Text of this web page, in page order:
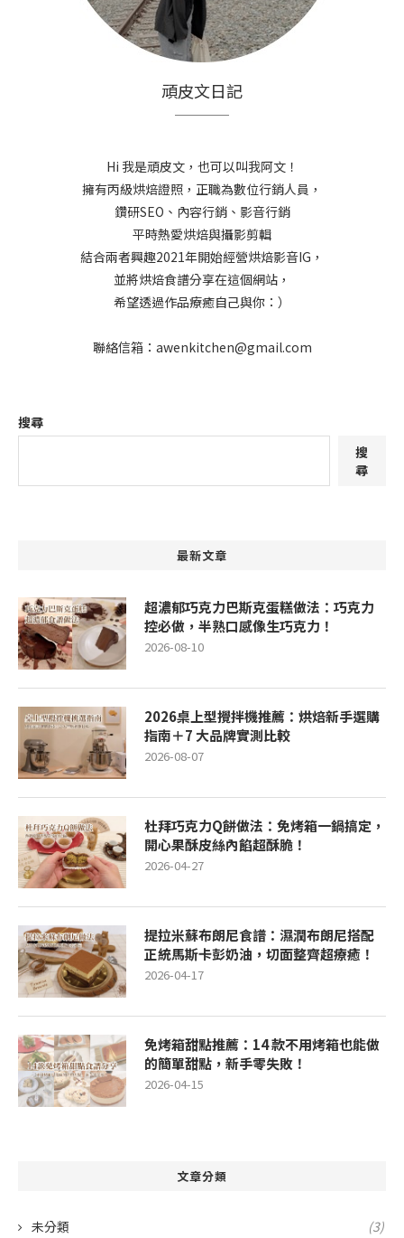
頑皮文日記
Hi 我是頑皮文，也可以叫我阿文！
擁有丙級烘焙證照，正職為數位行銷人員，
鑽研SEO、內容行銷、影音行銷
平時熱愛烘焙與攝影剪輯
結合兩者興趣2021年開始經營烘焙影音IG，
並將烘焙食譜分享在這個網站，
希望透過作品療癒自己與你：）
聯絡信箱：awenkitchen@gmail.com
搜尋
搜
尋
最新文章
超濃郁巧克力巴斯克蛋糕做法：巧克力
控必做，半熟口感像生巧克力！
2026-08-10
2026桌上型攪拌機推薦：烘焙新手選購
指南＋7 大品牌實測比較
2026-08-07
杜拜巧克力Q餅做法：免烤箱一鍋搞定，
開心果酥皮絲內餡超酥脆！
2026-04-27
提拉米蘇布朗尼食譜：濕潤布朗尼搭配
正統馬斯卡彭奶油，切面整齊超療癒！
2026-04-17
免烤箱甜點推薦：14 款不用烤箱也能做
的簡單甜點，新手零失敗！
2026-04-15
文章分類
未分類 (3)